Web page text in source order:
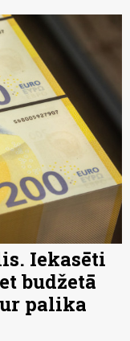
Iekasēti
budžetā
palika